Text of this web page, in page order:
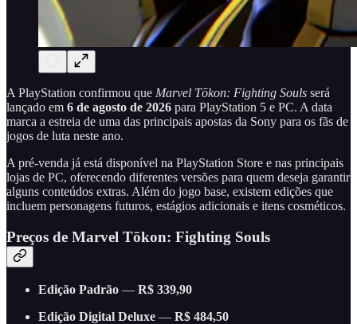
A PlayStation confirmou que Marvel Tōkon: Fighting Souls será
lançado em 6 de agosto de 2026 para PlayStation 5 e PC. A data
marca a estreia de uma das principais apostas da Sony para os fãs de
jogos de luta neste ano.
A pré-venda já está disponível na PlayStation Store e nas principais
lojas de PC, oferecendo diferentes versões para quem deseja garantir
alguns conteúdos extras. Além do jogo base, existem edições que
incluem personagens futuros, estágios adicionais e itens cosméticos.
Preços de Marvel Tōkon: Fighting Souls
Edição Padrão — R$ 339,90
Edição Digital Deluxe — R$ 484,50